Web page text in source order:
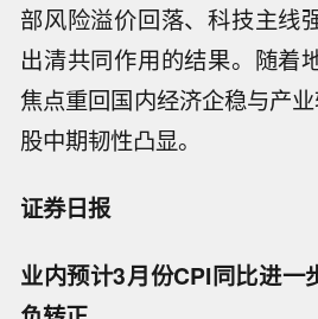
部风险溢价回落、科技主线
出清共同作用的结果。随着
焦点重回国内经济企稳与产
股中期韧性凸显。
证券日报
业内预计3月份CPI同比进一